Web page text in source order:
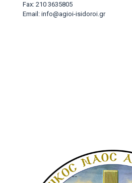
Fax: 210 3635805
Email: info@agioi-isidoroi.gr